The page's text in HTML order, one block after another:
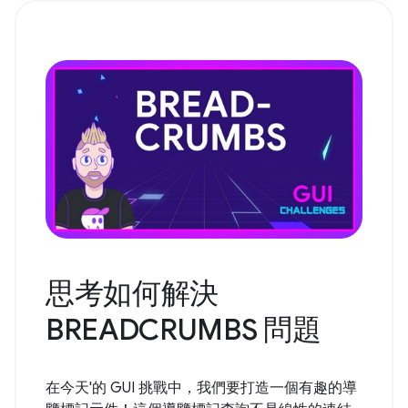
思考如何解決
BREADCRUMBS 問題
在今天'的 GUI 挑戰中，我們要打造一個有趣的導